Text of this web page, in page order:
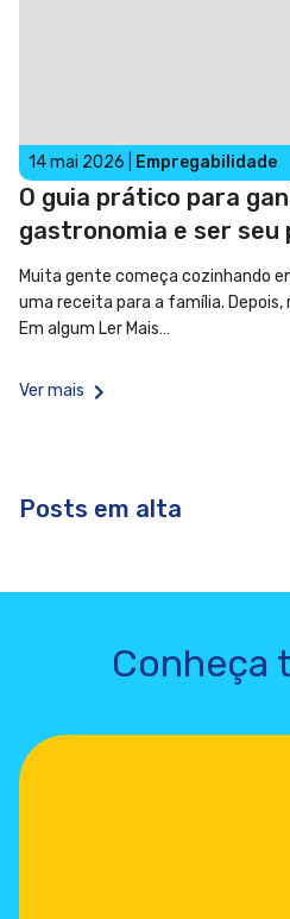
14 mai 2026 Empregabilidade
O guia prático para
gastronomia e ser seu
Muita gente começa cozinhando
uma receita para a família. Depois,
Em algum Ler Mais…
Ver mais
Posts em alta
Conheça